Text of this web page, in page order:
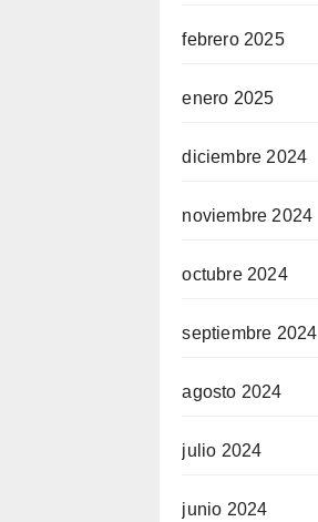
febrero 2025
enero 2025
diciembre 2024
noviembre 2024
octubre 2024
septiembre 2024
agosto 2024
julio 2024
junio 2024